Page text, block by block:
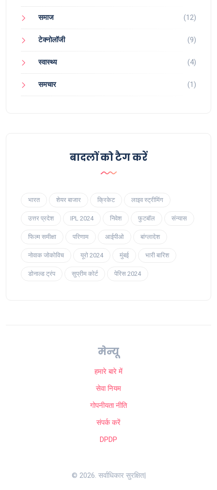
समाज (12)
टेक्नोलॉजी (9)
स्वास्थ्य (4)
समचार (1)
बादलों को टैग करें
भारत शेयर बाजार क्रिकेट लाइव स्ट्रीमिंग
उत्तर प्रदेश IPL 2024 निवेश फुटबॉल संन्यास
फिल्म समीक्षा परिणाम आईपीओ बांग्लादेश
नोवाक जोकोविच यूरो 2024 मुंबई भारी बारिश
डोनाल्ड ट्रंप सुप्रीम कोर्ट पेरिस 2024
मेन्यू
हमारे बारे में
सेवा नियम
गोपनीयता नीति
संपर्क करें
DPDP
© 2026. सर्वाधिकार सुरक्षित|